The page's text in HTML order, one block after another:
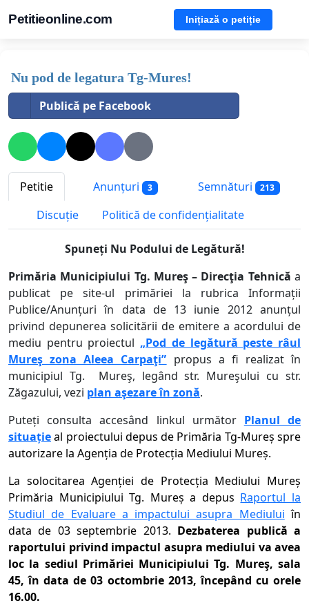
Petitieonline.com Inițiază o petiție
Nu pod de legatura Tg-Mures!
Publică pe Facebook
Petitie Anunțuri 3 Semnături 213
Discuție Politică de confidențialitate
Spuneți Nu Podului de Legătură!
Primăria Municipiului Tg. Mureş – Direcţia Tehnică a
publicat pe site-ul primăriei la rubrica Informații
Publice/Anunțuri în data de 13 iunie 2012 anunțul
privind depunerea solicitării de emitere a acordului de
mediu pentru proiectul „Pod de legătură peste râul
Mureş zona Aleea Carpaţi” propus a fi realizat în
municipiul Tg. Mureş, legând str. Mureşului cu str.
Zăgazului, vezi plan aşezare în zonă.
Puteți consulta accesând linkul următor Planul de
situațieal proiectului depus de Primăria Tg-Mureș spre
autorizare la Agenția de Protecția Mediului Mureș.
La solocitarea Agenției de Protecția Mediului Mureș
Primăria Municipiului Tg. Mureș a depus Raportul la
Studiul de Evaluare a impactului asupra Mediului în
data de 03 septembrie 2013. Dezbaterea publică a
raportului privind impactul asupra mediului va avea
loc la sediul Primăriei Municipiului Tg. Mureş, sala
45, în data de 03 octombrie 2013, începând cu orele
16.00.